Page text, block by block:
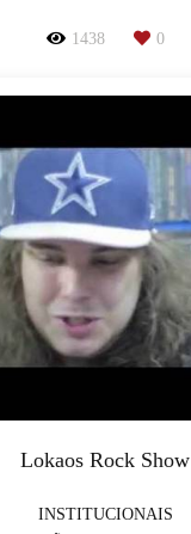
1438 0
Lokaos Rock Show
INSTITUCIONAIS